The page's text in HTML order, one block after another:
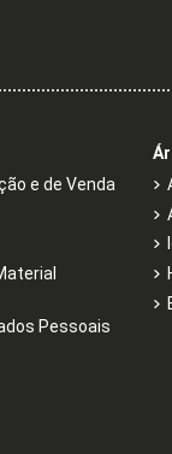
e de Venda
Pessoais